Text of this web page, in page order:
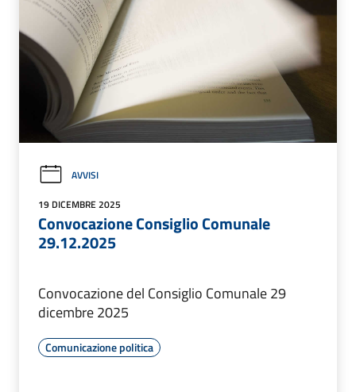
AVVISI
19 DICEMBRE 2025
Convocazione Consiglio Comunale
29.12.2025
Convocazione del Consiglio Comunale 29
dicembre 2025
Comunicazione politica